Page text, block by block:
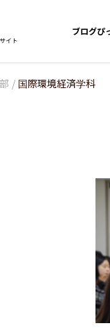
ブログぴ
/ 国際環境経済学科